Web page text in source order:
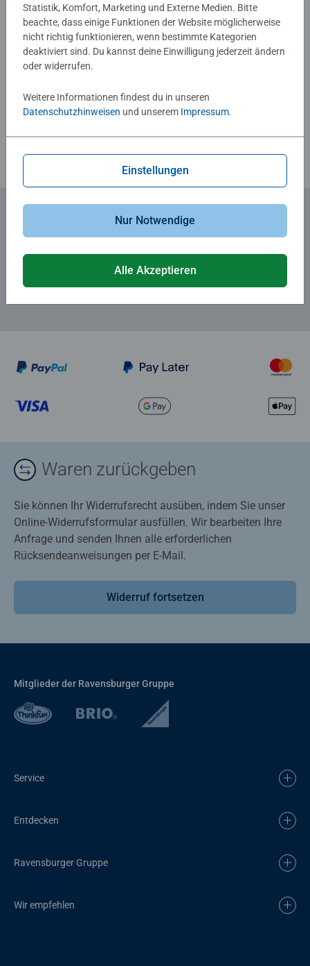
umgesetzt: von einfachen Bildern mit wenigen, großen
Malflächen bis hin zu Bildern mit vielen, kleinen
Malflächen für Fortgeschrittene.
Jedes Malset enthält alles, was Künstler zum Malen
Das Ravensburger Malen nach Zahlen Programm bietet
eine große Motivauswahl für Kinder und Erwachsene.
0/0
... und 5 € Gutschein sichern!
Waren zurückgeben
Sie können Ihr Widerrufsrecht ausüben, indem Sie unser
Online-Widerrufsformular ausfüllen. Wir bearbeiten Ihre
Anfrage und senden Ihnen alle erforderlichen
Rücksendeanweisungen per E-Mail.
Widerruf fortsetzen
Mitglieder der Ravensburger Gruppe
Service
Entdecken
Ravensburger Gruppe
Wir empfehlen
Statistik, Komfort, Marketing und Externe Medien. Bitte
beachte, dass einige Funktionen der Website möglicherweise
nicht richtig funktionieren, wenn bestimmte Kategorien
deaktiviert sind. Du kannst deine Einwilligung jederzeit ändern
oder widerrufen.
Weitere Informationen findest du in unseren
Datenschutzhinweisen und unserem Impressum.
Einstellungen
Nur Notwendige
Alle Akzeptieren